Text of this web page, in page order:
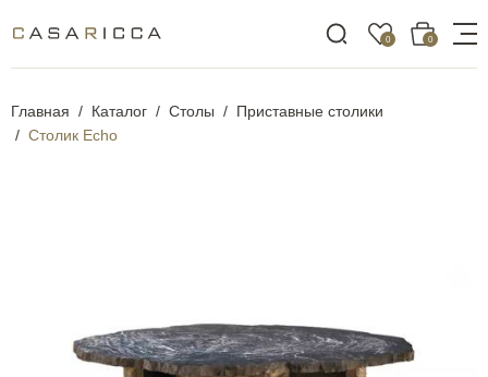
0 0
Главная Каталог Столы
Приставные столики
Столик Echo